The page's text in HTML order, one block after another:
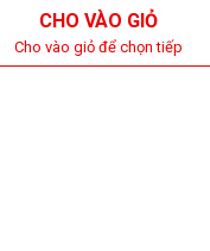
CHO VÀO GIỎ
Cho vào giỏ để chọn tiếp